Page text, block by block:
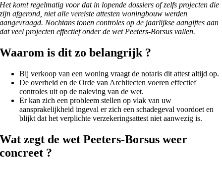
Het komt regelmatig voor dat in lopende dossiers of zelfs projecten die
zijn afgerond, niet alle vereiste attesten woningbouw werden
aangevraagd. Nochtans tonen controles op de jaarlijkse aangiftes aan
dat veel projecten effectief onder de wet Peeters-Borsus vallen.
Waarom is dit zo belangrijk ?
Bij verkoop van een woning vraagt de notaris dit attest altijd op.
De overheid en de Orde van Architecten voeren effectief
controles uit op de naleving van de wet.
Er kan zich een probleem stellen op vlak van uw
aansprakelijkheid ingeval er zich een schadegeval voordoet en
blijkt dat het verplichte verzekeringsattest niet aanwezig is.
Wat zegt de wet Peeters-Borsus weer
concreet ?